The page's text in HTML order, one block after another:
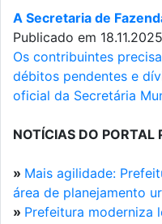
A Secretaria de
Publicado em 18.11.2025
Os contribuintes
débitos pendentes e
oficial da Secretária
NOTÍCIAS DO PORTAL
» Mais agilidade:
área de planejamento
» Prefeitura moderniza